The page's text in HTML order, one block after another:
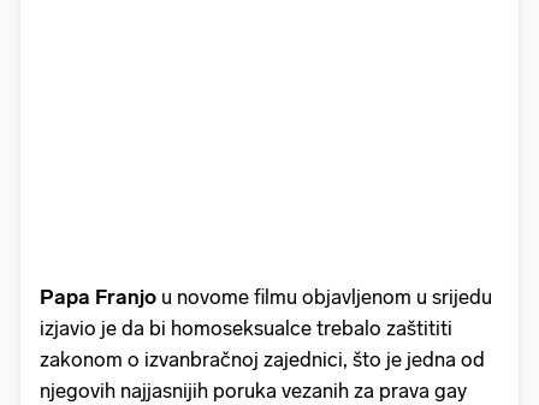
Papa Franjo u novome filmu objavljenom u srijedu
izjavio je da bi homoseksualce trebalo zaštititi
zakonom o izvanbračnoj zajednici, što je jedna od
njegovih najjasnijih poruka vezanih za prava gay